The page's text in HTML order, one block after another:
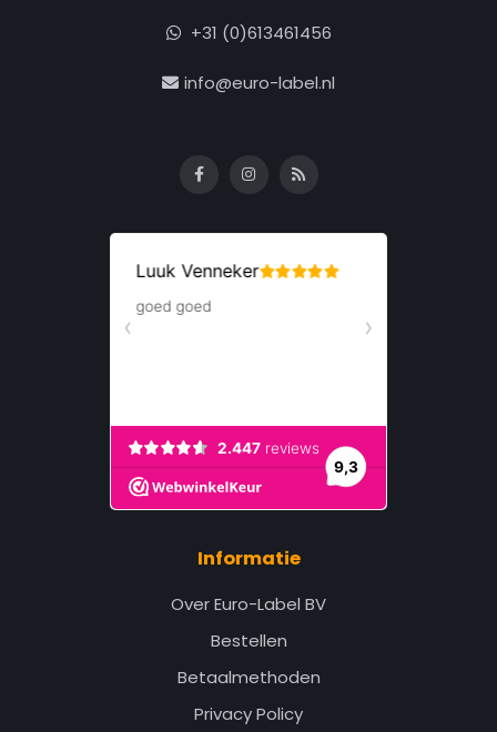
+31 (0)613461456
info@euro-label.nl
Informatie
Over Euro-Label BV
Bestellen
Betaalmethoden
Privacy Policy